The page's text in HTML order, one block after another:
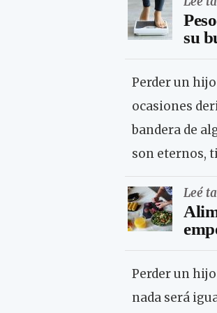
su
Perder un
ocasiones
bandera de
son eternos,
Leé
Perder un
nada será